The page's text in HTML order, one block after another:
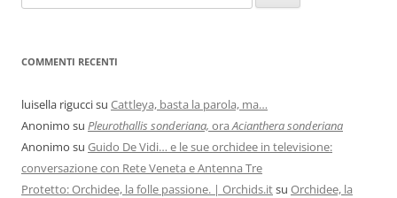
COMMENTI RECENTI
luisella riguccisu Cattleya, basta la parola, ma…
Anonimo su Pleurothallis sonderiana, ora Acianthera sonderiana
Anonimo su Guido De Vidi… e le sue orchidee in televisione:
conversazione con Rete Veneta e Antenna Tre
Protetto: Orchidee, la folle passione. | Orchids.itsu Orchidee, la